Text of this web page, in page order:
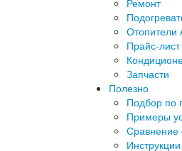
Ремонт
Отопители
Прайс-лист
Запчасти
Полезно
Подбор по
Примеры
Сравнение